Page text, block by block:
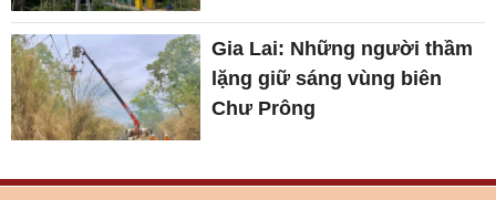
Gia Lai: Những người thầm
lặng giữ sáng vùng biên
Chư Prông